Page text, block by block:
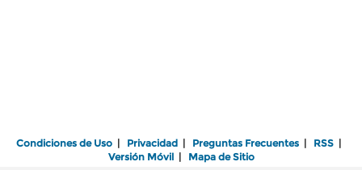
Condiciones de Uso | Privacidad | Preguntas Frecuentes | RSS |
Versión Móvil| Mapa de Sitio